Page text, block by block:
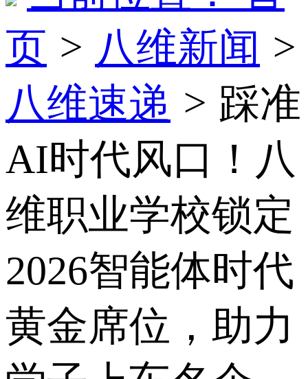
页 > 八维新闻 >
八维速递 > 踩准
AI时代风口！八
维职业学校锁定
2026智能体时代
黄金席位，助力